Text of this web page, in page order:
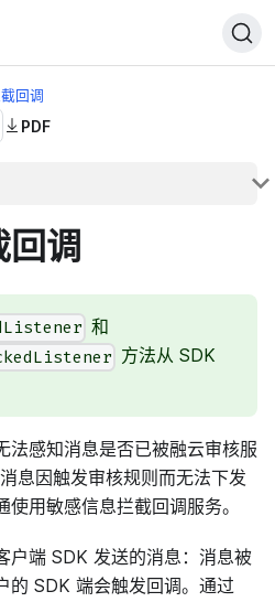
回调
PDF
回调
和
方法从 SDK
法感知消息是否已被融云审核服
息因触发审核规则而无法下发
用敏感信息拦截回调服务。
户端 SDK 发送的消息：消息被
的 SDK 端会触发回调。通过